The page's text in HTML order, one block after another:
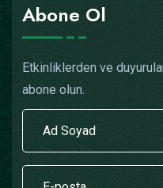
Abone Ol
Etkinliklerden ve
abone olun.